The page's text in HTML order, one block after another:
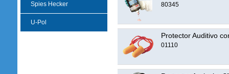
Spies Hecker
U-Pol
80345
Protector Auditivo
01110